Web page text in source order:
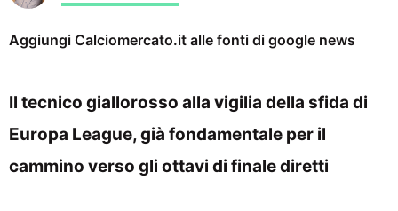
Aggiungi Calciomercato.it alle fonti di google news
Il tecnico giallorosso alla vigilia della sfida di
Europa League, già fondamentale per il
cammino verso gli ottavi di finale diretti